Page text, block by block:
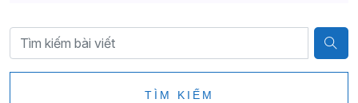
TÌM KIẾM